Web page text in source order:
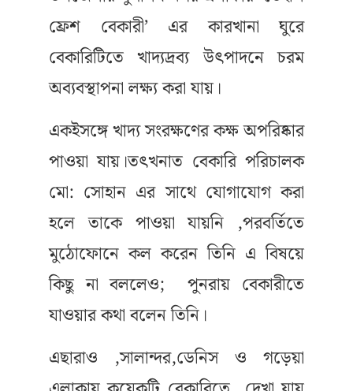
ফ্রেশ বেকারী’ এর কারখানা ঘুরে
বেকারিটিতে খাদ্যদ্রব্য উৎপাদনে চরম
অব্যবস্থাপনা লক্ষ্য করা যায়।
একইসঙ্গে খাদ্য সংরক্ষণের কক্ষ অপরিষ্কার
পাওয়া যায়।তৎখনাত বেকারি পরিচালক
মো: সোহান এর সাথে যোগাযোগ করা
হলে তাকে পাওয়া যায়নি ,পরবর্তিতে
মুঠোফোনে কল করেন তিনি এ বিষয়ে
কিছু না বললেও; পুনরায় বেকারীতে
যাওয়ার কথা বলেন তিনি।
এছারাও ,সালান্দর,ডেনিস ও গড়েয়া